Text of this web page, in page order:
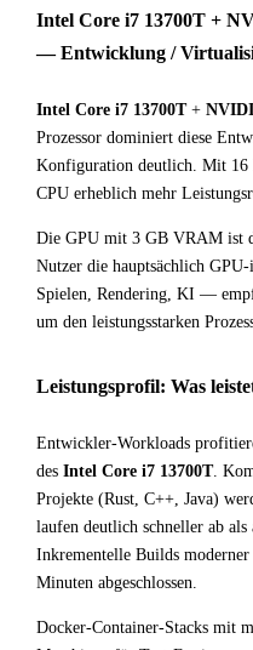
Intel Core i7 13700T +
— Entwicklung /
Intel Core i7 13700T+
Prozessor dominiert diese
Konfiguration deutlich. Mit 16
CPU erheblich mehr
Die GPU mit 3 GB VRAM ist
Nutzer die hauptsächlich
Spielen, Rendering, KI —
um den leistungsstarken
Leistungsprofil: Was
Entwickler-Workloads
des Intel Core i7 13700T.
Projekte (Rust, C++, Java)
laufen deutlich schneller ab
Inkrementelle Builds
Minuten abgeschlossen.
Docker-Container-Stacks mit